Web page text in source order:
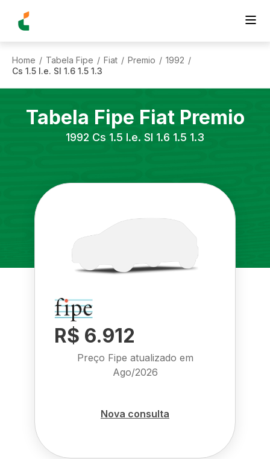
Home / Tabela Fipe / Fiat / Premio / 1992 /
Cs 1.5 I.e. Sl 1.6 1.5 1.3
Tabela Fipe Fiat Premio
1992 Cs 1.5 I.e. Sl 1.6 1.5 1.3
R$ 6.912
Preço Fipe atualizado em
Ago/2026
Nova consulta